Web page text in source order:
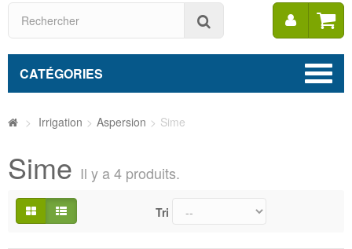
Mon
CATÉGORIES
> Irrigation > Aspersion > Sime
Sime Il y a 4 produits.
Tri